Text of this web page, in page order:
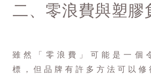
二、零浪費與塑膠
雖然「零浪費」可能是一個
標，但品牌有許多方法可以修